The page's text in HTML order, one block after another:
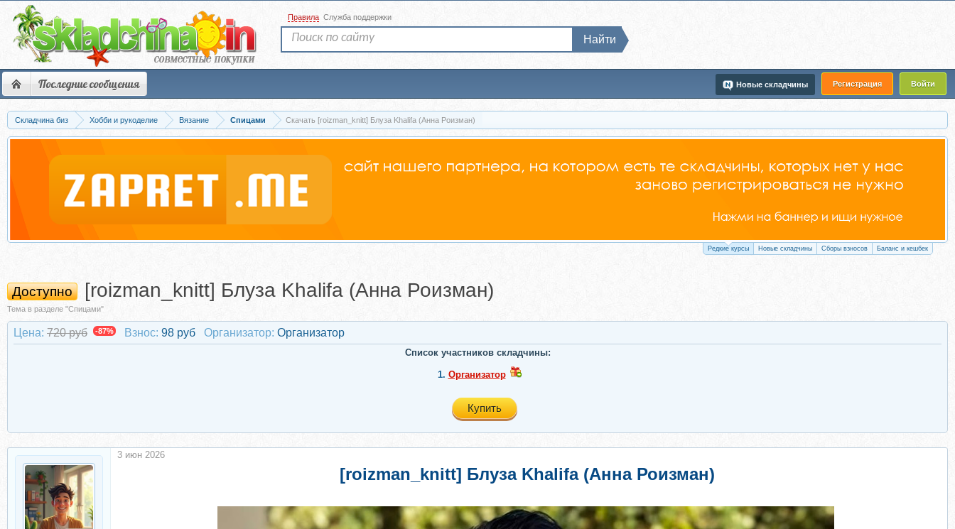
Последние сообщения Регистрация Войти
Новые складчины
Правила Служба поддержки
Найти
Складчина биз Хобби и рукоделие Вязание Спицами Скачать [roizman_knitt] Блуза Khalifa (Анна Роизман)
Редкие курсы Новые складчины Сборы взносов Баланс и кешбек
Доступно [roizman_knitt] Блуза Khalifa (Анна Роизман)
Тема в разделе "Спицами"
Цена: 720 руб -87% Взнос: 98 руб Организатор: Организатор
Список участников складчины:
1. Организатор
Купить
[roizman_knitt] Блуза Khalifa (Анна Роизман)
3 июн 2026